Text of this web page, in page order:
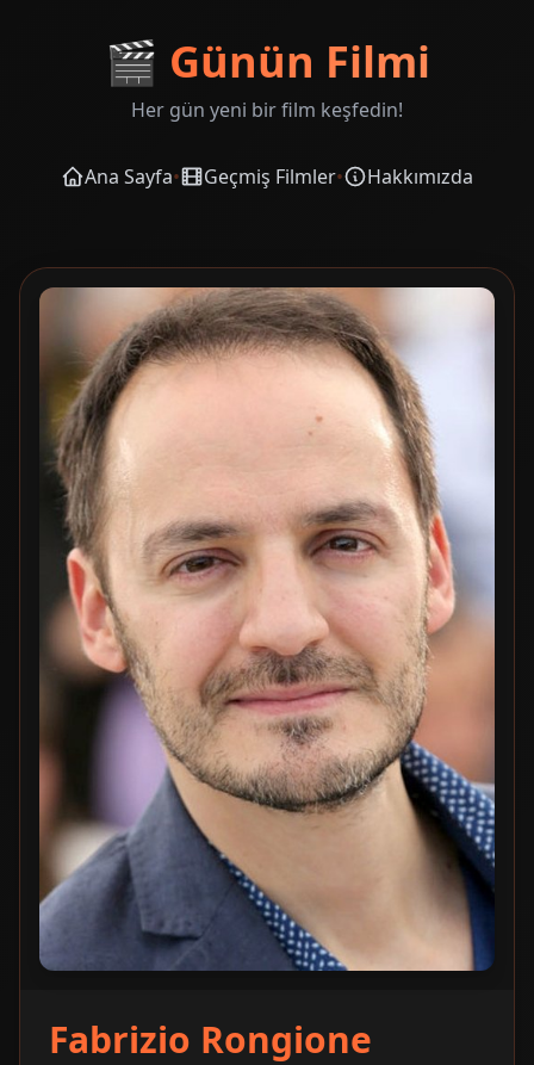
🎬 Günün Filmi
Her gün yeni bir film keşfedin!
Ana Sayfa• Geçmiş Filmler• Hakkımızda
Fabrizio Rongione